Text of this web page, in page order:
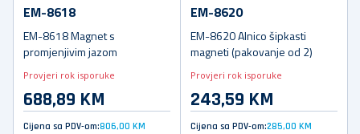
EM-8618
EM-8618 Magnet s
promjenjivim jazom
Provjeri rok isporuke
688,89 KM
Cijena sa PDV-om:806,00 KM
EM-8620
EM-8620 Alnico šipkasti
magneti (pakovanje od 2)
Provjeri rok isporuke
243,59 KM
Cijena sa PDV-om:285,00 KM